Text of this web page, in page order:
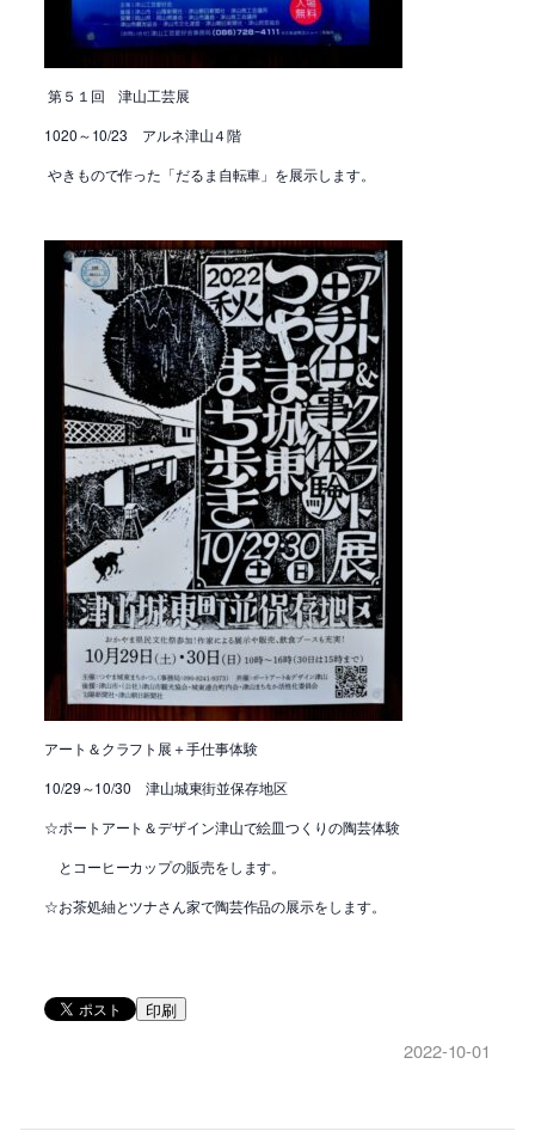
第５１回 津山工芸展
1020～10/23 アルネ津山４階
やきもので作った「だるま自転車」を展示します。
アート＆クラフト展＋手仕事体験
10/29～10/30 津山城東街並保存地区
☆ポートアート＆デザイン津山で絵皿つくりの陶芸体験
とコーヒーカップの販売をします。
☆お茶処紬とツナさん家で陶芸作品の展示をします。
印刷
2022-10-01